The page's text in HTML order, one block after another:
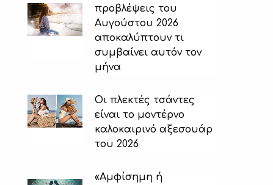
προβλέψεις του
Αυγούστου 2026
αποκαλύπτουν τι
συμβαίνει αυτόν τον
μήνα
Οι πλεκτές τσάντες
είναι το μοντέρνο
καλοκαιρινό αξεσουάρ
του 2026
«Αμφίσημη ή